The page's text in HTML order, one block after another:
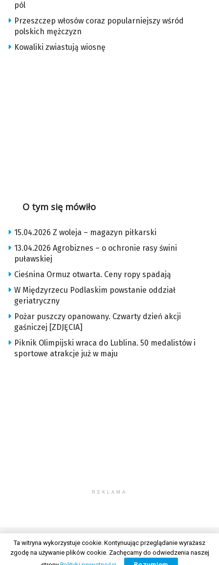
pól
Przeszczep włosów coraz popularniejszy wśród
polskich mężczyzn
Kowaliki zwiastują wiosnę
O tym się mówiło
15.04.2026 Z woleja – magazyn piłkarski
13.04.2026 Agrobiznes – o ochronie rasy świni
puławskiej
Cieśnina Ormuz otwarta. Ceny ropy spadają
W Międzyrzecu Podlaskim powstanie oddział
geriatryczny
Pożar puszczy opanowany. Czwarty dzień akcji
gaśniczej [ZDJĘCIA]
Piknik Olimpijski wraca do Lublina. 50 medalistów i
sportowe atrakcje już w maju
REKLAMA
© 2026 Wszelkie prawa zastrzeżone. Radio Lublin S.A. w likwidacji
Ta witryna wykorzystuje cookie. Kontynuując przeglądanie wyrażasz
zgodę na używanie plików cookie. Zachęcamy do odwiedzenia naszej